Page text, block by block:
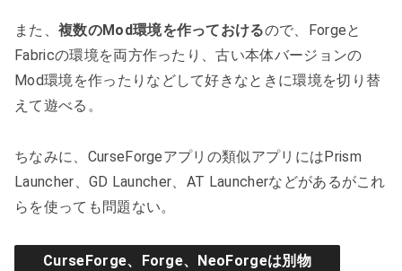
また、 複数のMod環境を作っておけるので、Forgeと
Fabricの環境を両方作ったり、古い本体バージョンの
Mod環境を作ったりなどして好きなときに環境を切り替
えて遊べる。
ちなみに、CurseForgeアプリの類似アプリにはPrism
Launcher、GD Launcher、AT Launcherなどがあるがこれ
らを使っても問題ない。
CurseForge、Forge、NeoForgeは別物